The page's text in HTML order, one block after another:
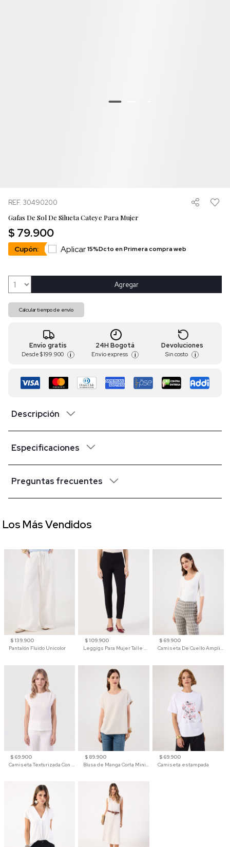
REF. 30490200
Gafas De Sol De Silueta Cateye Para Mujer
$ 79.900
Cupón: Aplicar15%Dcto en Primera compra web
Agregar
Calcular tiempo de envío
Envío gratis
Desde $ 199.900 i
24H Bogotá
Envío express i
Devoluciones
Sin costo i
Descripción
Especificaciones
Preguntas frecuentes
$ 139.900
Pantalón Fluido Unicolor
$ 109.900
Leggigs Para Mujer Talle Alto Liso
$ 69.900
Camiseta De Cuello Amplio Y Manga 3/4 Para Mujer
$ 69.900
Camiseta Texturizada Con Hombro Caído Para Mujer
$ 89.900
Blusa de Manga Corta Minimalista para Mujer
$ 69.900
Camiseta estampada
Los Más Vendidos